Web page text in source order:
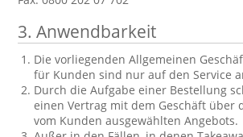
3. Anwendbarkeit
Die vorliegenden Allgemeinen
für Kunden sind nur auf den Service
Durch die Aufgabe einer Bestellung
einen Vertrag mit dem Geschäft über
vom Kunden ausgewählten Angebots.